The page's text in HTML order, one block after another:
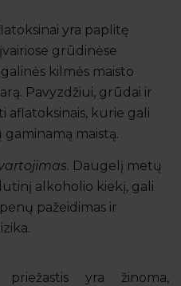
yra paplitę
grūdinėse
kilmės maisto
Pavyzdžiui, grūdai ir
aflatoksinais, kurie gali
maistą.
. Daugelį metų
alkoholio kiekį, gali
pažeidimas ir
yra žinoma,